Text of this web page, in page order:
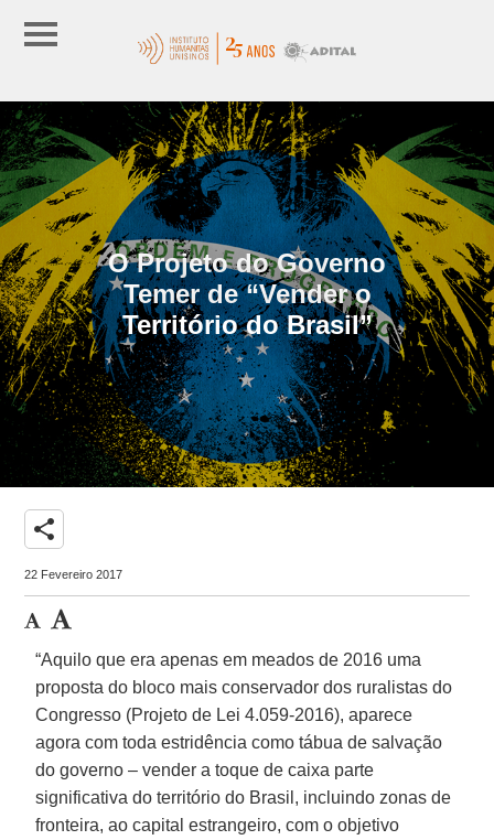
O Projeto do Governo
Temer de “Vender o
Território do Brasil”
share
22 Fevereiro 2017
“Aquilo que era apenas em meados de 2016 uma
proposta do bloco mais conservador dos ruralistas do
Congresso (Projeto de Lei 4.059-2016), aparece
agora com toda estridência como tábua de salvação
do governo – vender a toque de caixa parte
significativa do território do Brasil, incluindo zonas de
fronteira, ao capital estrangeiro, com o objetivo